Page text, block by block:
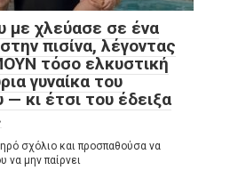
με χλεύασε σε ένα
πισίνα, λέγοντας
τόσο ελκυστική
γυναίκα του
κι έτσι του έδειξα
σχόλιο και προσπαθούσα να
να μην παίρνει